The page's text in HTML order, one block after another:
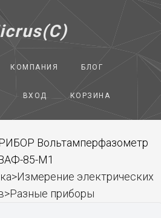
КОМПАНИЯ БЛОГ
ВХОД КОРЗИНА
Вольтамперфазометр
85-М1
электрических
приборы